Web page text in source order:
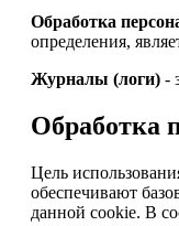
Обработка
определения,
Журналы (логи) -
Обработка
Цель
обеспечивают
данной cookie. В